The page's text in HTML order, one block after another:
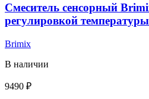
Смеситель сенсорный
регулировкой
Brimix
В наличии
9490 ₽